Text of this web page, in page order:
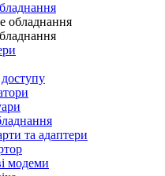
обладнання
та адаптери
модеми